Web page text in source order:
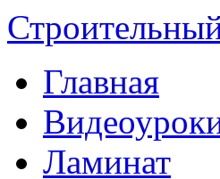
Главная
Ламинат